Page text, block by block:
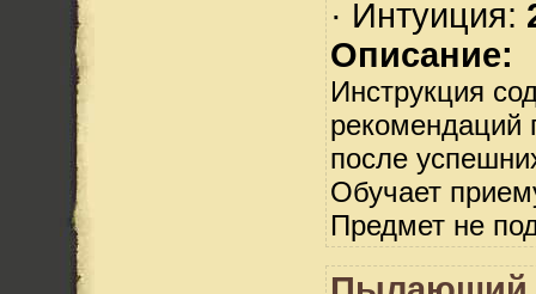
· Интуиция:
Описание:
Инструкция
рекомендаций
после
Обучает
Предмет не